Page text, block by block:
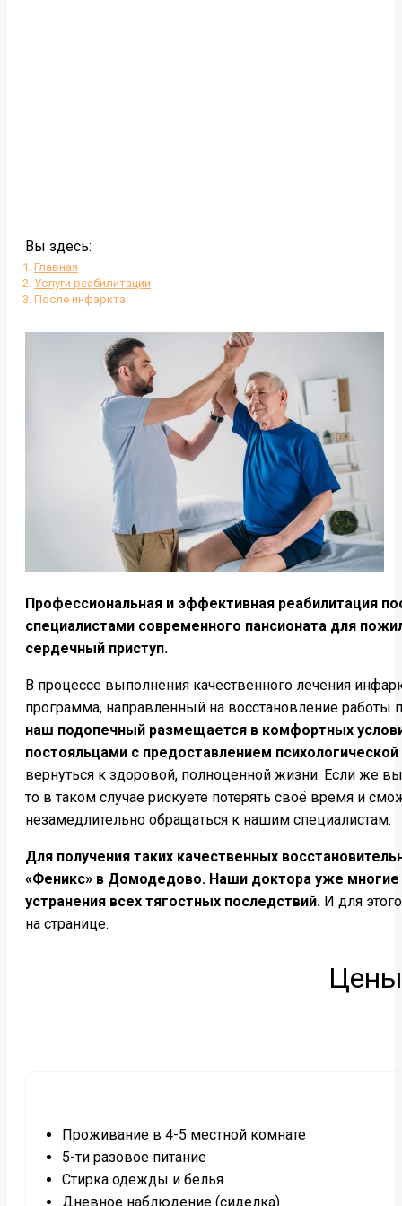
Вы здесь:
Главная
Услуги реабилитации
После инфаркта
Профессиональная и эффективная реабилитация
специалистами современного пансионата для
сердечный приступ.
В процессе выполнения качественного лечения
программа, направленный на восстановление работы
наш подопечный размещается в комфортных
постояльцами с предоставлением
вернуться к здоровой, полноценной жизни. Если же
то в таком случае рискуете потерять своё время и
незамедлительно обращаться к нашим специалистам.
Для получения таких качественных
«Феникс» в Домодедово. Наши доктора уже многие
устранения всех тягостных последствий. И для
на странице.
Проживание в 4-5 местной комнате
5-ти разовое питание
Стирка одежды и белья
Дневное наблюдение (сиделка)